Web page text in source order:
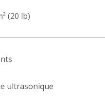
(20 lb)
ultrasonique